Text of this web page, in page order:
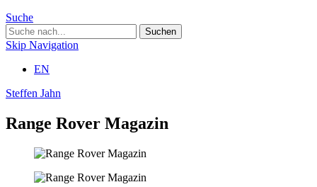
Suche
Skip Navigation
EN
Steffen Jahn
Range Rover Magazin